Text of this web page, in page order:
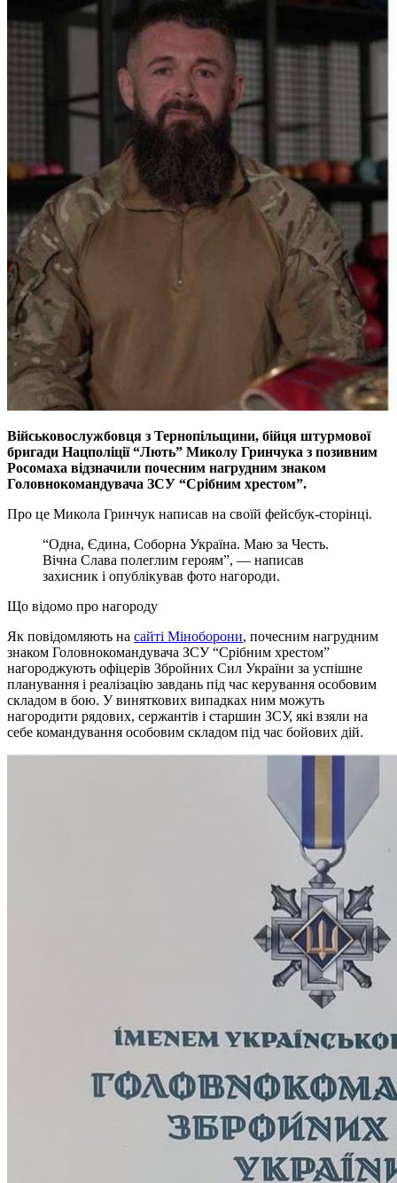
Військовослужбовця з Тернопільщини, бійця штурмової
бригади Нацполіції “Лють” Миколу Гринчука з позивним
Росомаха відзначили почесним нагрудним знаком
Головнокомандувача ЗСУ “Срібним хрестом”.
Про це Микола Гринчук написав на своїй фейсбук-сторінці.
“Одна, Єдина, Соборна Україна. Маю за Честь.
Вічна Слава полеглим героям”, — написав
захисник і опублікував фото нагороди.
Що відомо про нагороду
Як повідомляють на сайті Міноборони, почесним нагрудним
знаком Головнокомандувача ЗСУ “Срібним хрестом”
нагороджують офіцерів Збройних Сил України за успішне
планування і реалізацію завдань під час керування особовим
складом в бою. У виняткових випадках ним можуть
нагородити рядових, сержантів і старшин ЗСУ, які взяли на
себе командування особовим складом під час бойових дій.